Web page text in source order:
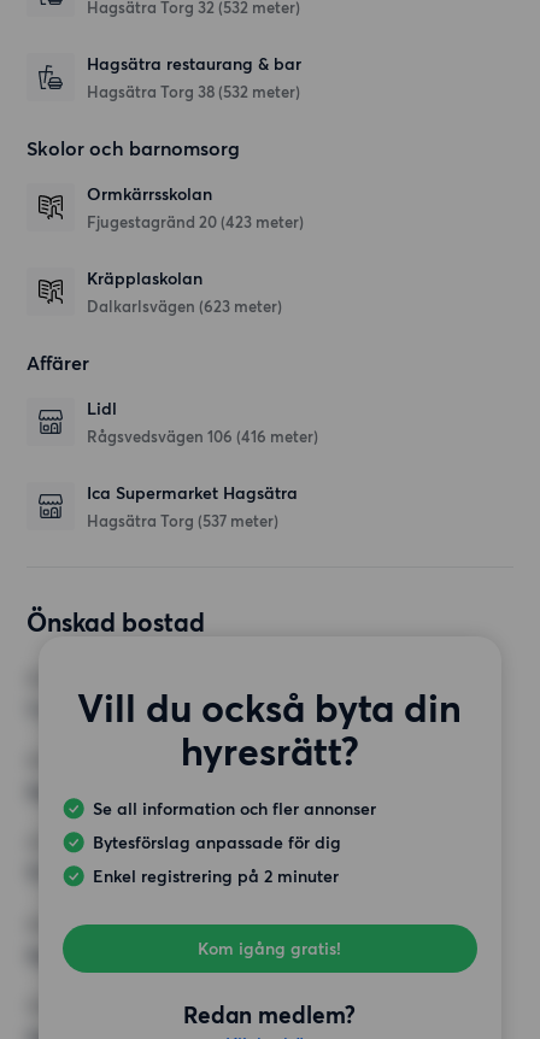
Hagsätra Torg 32 (532 meter)
Hagsätra restaurang & bar
Hagsätra Torg 38 (532 meter)
Skolor och barnomsorg
Ormkärrsskolan
Fjugestagränd 20 (423 meter)
Kräpplaskolan
Dalkarlsvägen (623 meter)
Affärer
Lidl
Rågsvedsvägen 106 (416 meter)
Ica Supermarket Hagsätra
Hagsätra Torg (537 meter)
Önskad bostad
Vill du också byta din
hyresrätt?
Se all information och fler annonser
Bytesförslag anpassade för dig
Enkel registrering på 2 minuter
Kom igång gratis!
Redan medlem?
MINST ANTAL KVADRATMETER
HÖGSTA HYRA
11 500 kr
Inga speciella krav
ÖVRIGA PREFERENSER